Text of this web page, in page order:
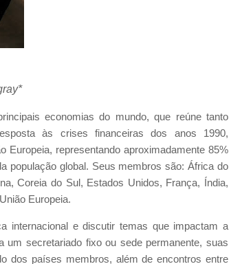
economias do mundo, que reúne tanto
às crises financeiras dos anos 1990,
representando aproximadamente 85%
população global. Seus membros são: África do
Coreia do Sul, Estados Unidos, França, Índia,
Europeia.
internacional e discutir temas que impactam a
um secretariado fixo ou sede permanente, suas
dos países membros, além de encontros entre